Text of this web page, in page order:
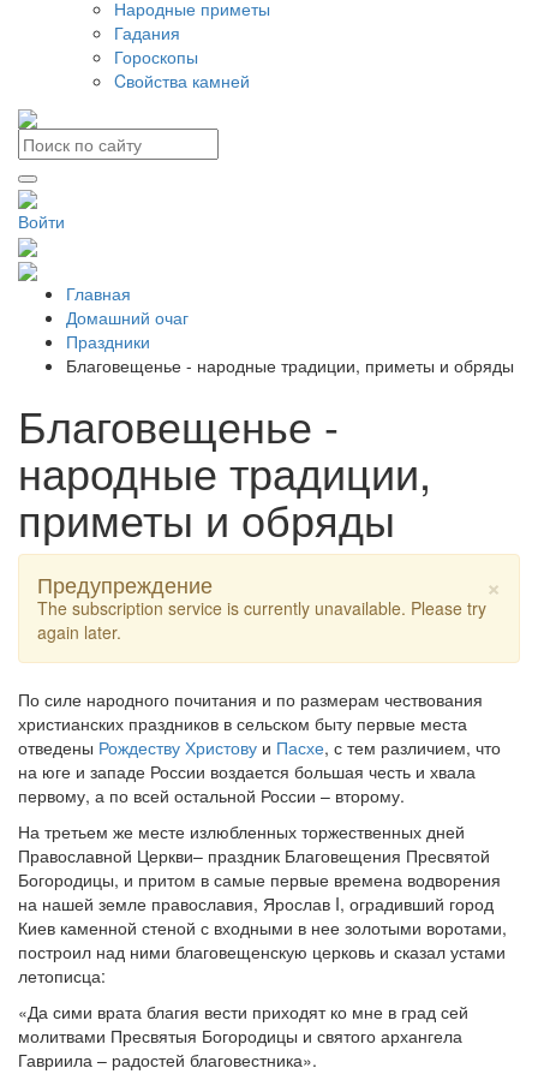
Народные приметы
Гадания
Гороскопы
Cвойства камней
Войти
Главная
Домашний очаг
Праздники
Благовещенье - народные традиции, приметы и обряды
Благовещенье -
народные традиции,
приметы и обряды
×
Предупреждение
The subscription service is currently unavailable. Please try
again later.
По силе народного почитания и по размерам чествования
христианских праздников в сельском быту первые места
отведены Рождеству Христову и Пасхе, с тем различием, что
на юге и западе России воздается большая честь и хвала
первому, а по всей остальной России – второму.
На третьем же месте излюбленных торжественных дней
Православной Церкви– праздник Благовещения Пресвятой
Богородицы, и притом в самые первые времена водворения
на нашей земле православия, Ярослав I, оградивший город
Киев каменной стеной с входными в нее золотыми воротами,
построил над ними благовещенскую церковь и сказал устами
летописца:
«Да сими врата благия вести приходят ко мне в град сей
молитвами Пресвятыя Богородицы и святого архангела
Гавриила – радостей благовестника».